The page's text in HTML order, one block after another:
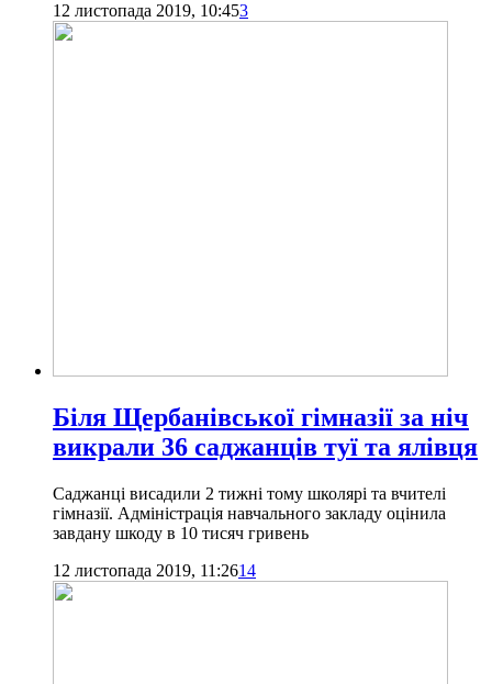
12 листопада 2019, 10:453
Біля Щербанівської гімназії за ніч
викрали 36 саджанців туї та ялівця
Саджанці висадили 2 тижні тому школярі та вчителі
гімназії. Адміністрація навчального закладу оцінила
завдану шкоду в 10 тисяч гривень
12 листопада 2019, 11:2614